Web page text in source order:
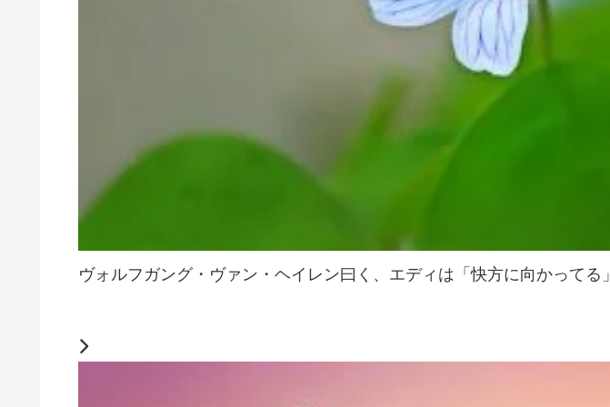
ヴォルフガング・ヴァン・ヘイレン曰く、エディは「快方に向かってる」